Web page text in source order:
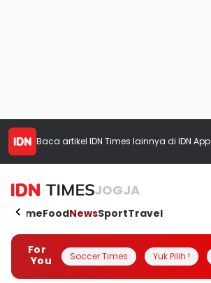
Baca artikel IDN Times lainnya di IDN App
JOGJA
HomeFoodNewsSportTravel
For
You
Soccer Times Yuk Pilih !